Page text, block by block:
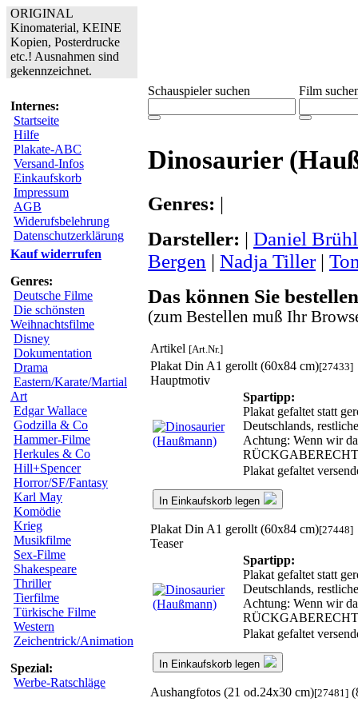
ORIGINAL
Kinomaterial, KEINE
Kopien, Posterdrucke
etc.! Ausnahmen sind
gekennzeichnet.
Internes:
Startseite
Hilfe
Plakate-ABC
Versand-Infos
Einkaufskorb
Impressum
AGB
Widerufsbelehrung
Datenschutzerklärung
Kauf widerrufen
Genres:
Deutsche Filme
Die schönsten
Weihnachtsfilme
Disney
Dokumentation
Drama
Eastern/Karate/Martial
Art
Edgar Wallace
Godzilla & Co
Hammer-Filme
Herkules & Co
Hill+Spencer
Horror/SF/Fantasy
Karl May
Komödie
Krieg
Musikfilme
Sex-Filme
Shakespeare
Thriller
Tierfilme
Türkische Filme
Western
Zeichentrick/Animation
Spezial:
Werbe-Ratschläge
Schauspieler suchen Film
Dinosaurier
Genres: |
Darsteller: | Daniel Brühl
Bergen | Nadja Tiller|
Das können Sie
(zum Bestellen muß Ihr
Artikel [Art.Nr.]
Plakat Din A1 gerollt (60x84 cm)[27433]
Hauptmotiv
Spartipp:
Plakat gefaltet statt
Deutschlands,
Achtung: Wenn wir
Plakat gefaltet
In Einkaufskorb legen
Plakat Din A1 gerollt (60x84 cm)[27448]
Teaser
Spartipp:
Plakat gefaltet statt
Deutschlands,
Achtung: Wenn wir
Plakat gefaltet
In Einkaufskorb legen
Aushangfotos (21 od.24x30 cm)[27481]